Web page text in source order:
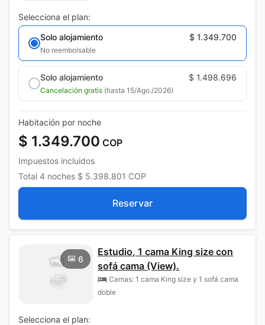
Selecciona el plan:
Solo alojamiento
$ 1.349.700
No reembolsable
Solo alojamiento $ 1.498.696
Cancelación gratis (hasta 15/Ago./2026)
Habitación por noche
$ 1.349.700 COP
Impuestos incluidos
Total 4 noches $ 5.398.801 COP
Reservar
6
Estudio, 1 cama King size con
sofá cama (View).
Camas: 1 cama King size y 1 sofá cama
doble
Selecciona el plan: